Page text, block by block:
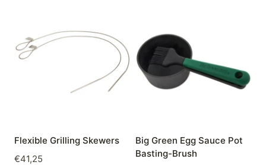
Flexible Grilling Skewers
€41,25
Big Green Egg Sauce Pot
Basting-Brush